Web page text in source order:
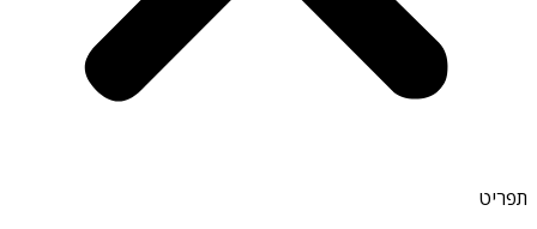
תפריט